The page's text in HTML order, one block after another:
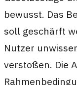
bewusst. Das
soll geschärft
Nutzer
verstoßen. Die